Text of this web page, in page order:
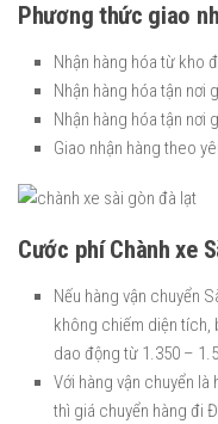
Phương thức giao
Nhận hàng hóa từ kho
Nhận hàng hóa tận nơi
Nhận hàng hóa tận nơi
Giao nhận hàng theo
Cước phí Chành xe
Nếu hàng vận chuyển
không chiếm diện tích,
dao động từ 1.350 –
Với hàng vận chuyển
thì giá chuyển hàng đi